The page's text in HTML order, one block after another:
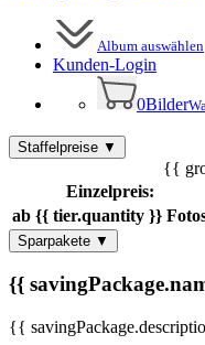
Album auswählen
Kunden-Login
0Bilder
Staffelpreise ▼
{{
Einzelpreis:
ab {{ tier.quantity }}
Sparpakete ▼
{{
{{